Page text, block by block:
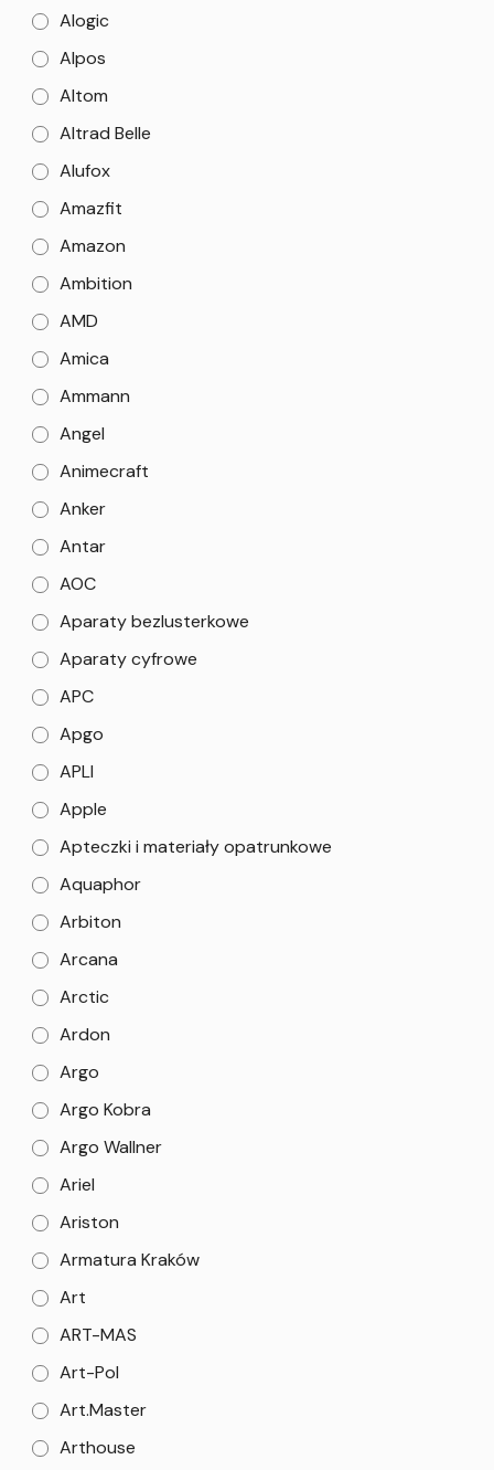
Alogic
Alpos
Altom
Altrad Belle
Alufox
Amazfit
Amazon
Ambition
AMD
Amica
Ammann
Angel
Animecraft
Anker
Antar
AOC
Aparaty bezlusterkowe
Aparaty cyfrowe
APC
Apgo
APLI
Apple
Apteczki i materiały opatrunkowe
Aquaphor
Arbiton
Arcana
Arctic
Ardon
Argo
Argo Kobra
Argo Wallner
Ariel
Ariston
Armatura Kraków
Art
ART-MAS
Art-Pol
Art.Master
Arthouse